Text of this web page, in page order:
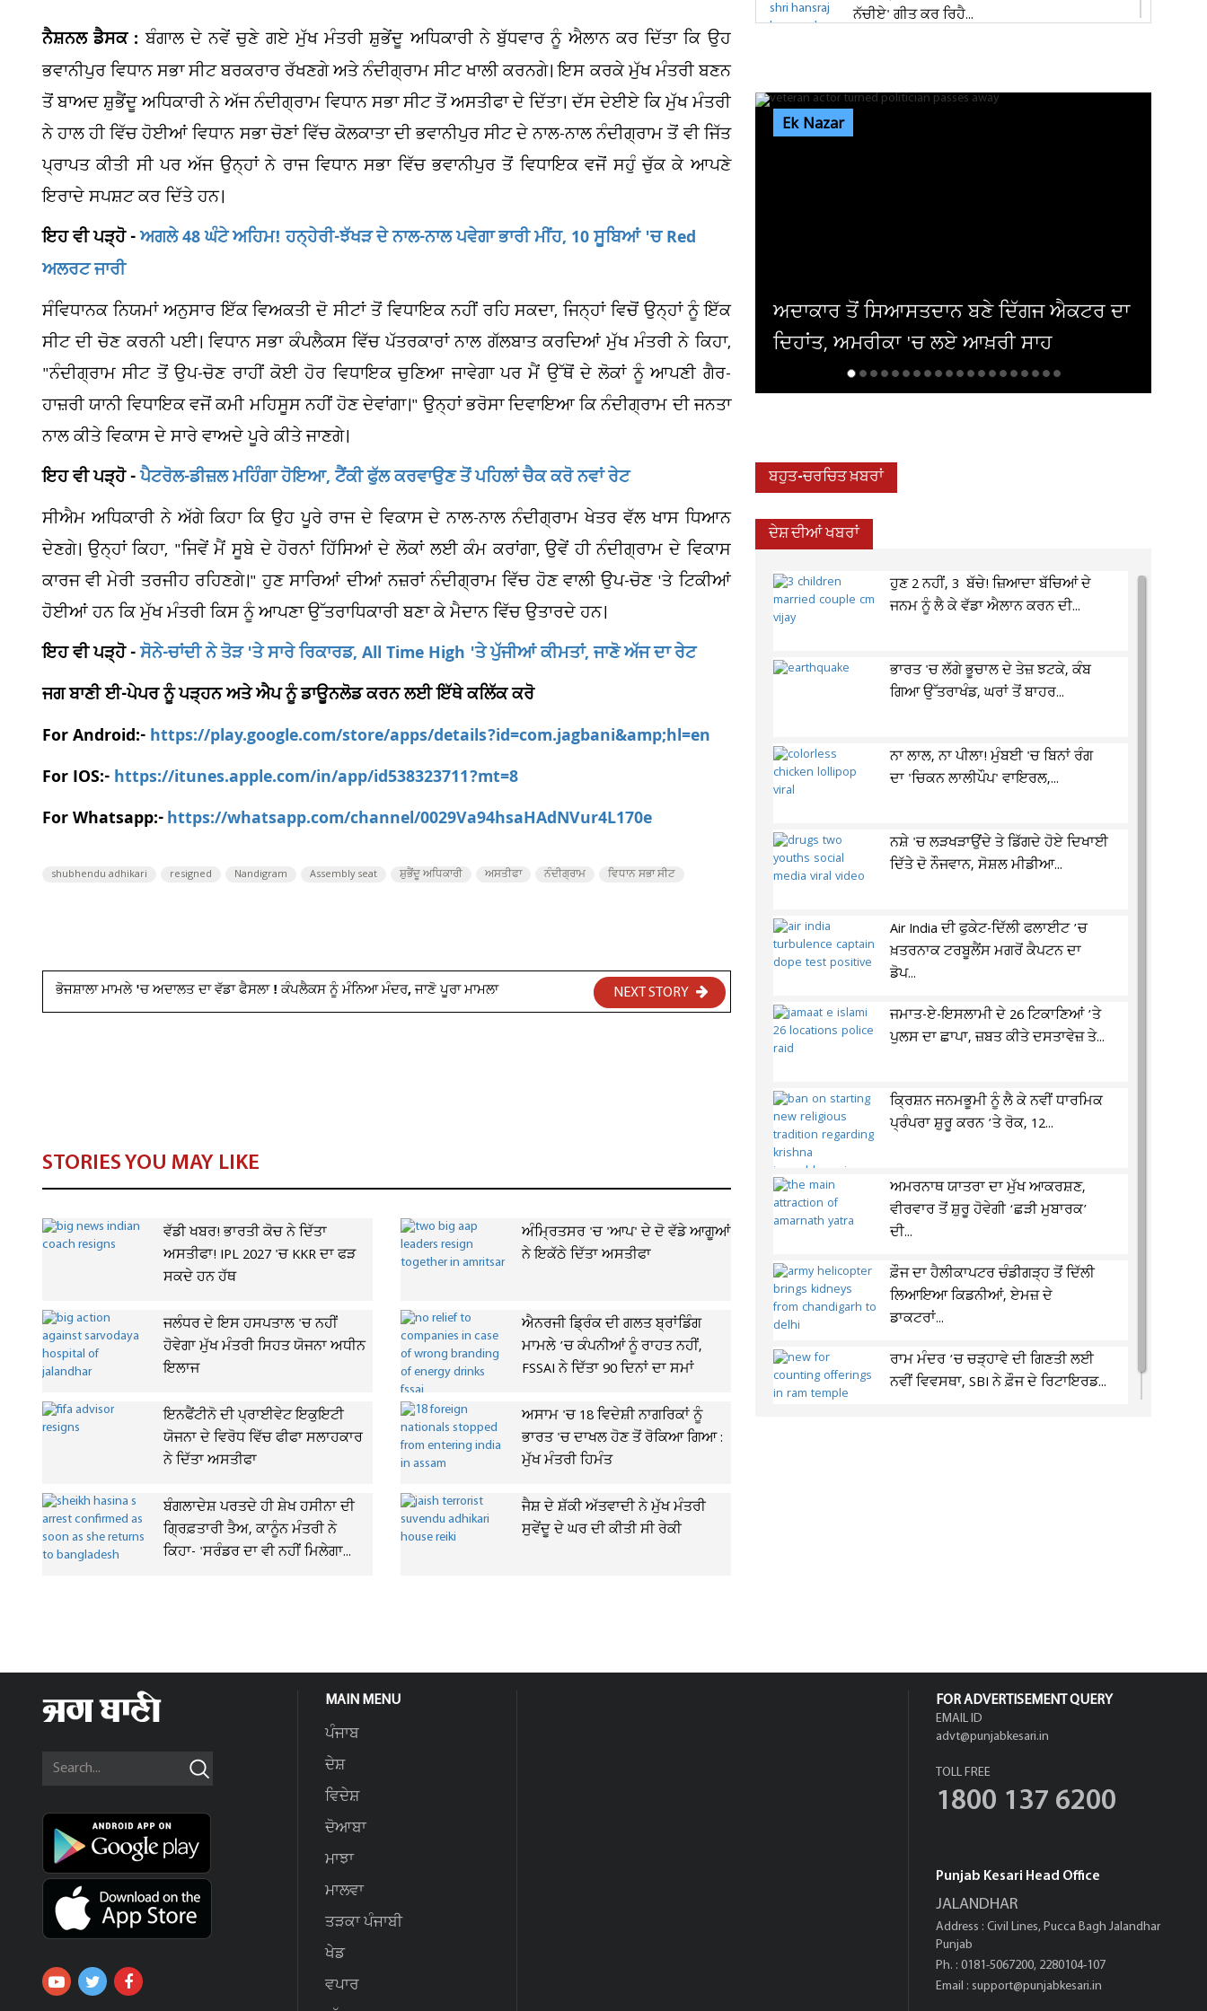
ਨੈਸ਼ਨਲ ਡੈਸਕ :ਬੰਗਾਲ ਦੇ ਨਵੇਂ ਚੁਣੇ ਗਏ ਮੁੱਖ ਮੰਤਰੀ ਸ਼ੁਭੇਂਦੂ ਅਧਿਕਾਰੀ ਨੇ ਬੁੱਧਵਾਰ ਨੂੰ ਐਲਾਨ ਕਰ ਦਿੱਤਾ ਕਿ ਉਹ
ਭਵਾਨੀਪੁਰ ਵਿਧਾਨ ਸਭਾ ਸੀਟ ਬਰਕਰਾਰ ਰੱਖਣਗੇ ਅਤੇ ਨੰਦੀਗ੍ਰਾਮ ਸੀਟ ਖਾਲੀ ਕਰਨਗੇ। ਇਸ ਕਰਕੇ ਮੁੱਖ ਮੰਤਰੀ ਬਣਨ
ਤੋਂ ਬਾਅਦ ਸ਼ੁਭੈਂਦੂ ਅਧਿਕਾਰੀ ਨੇ ਅੱਜ ਨੰਦੀਗ੍ਰਾਮ ਵਿਧਾਨ ਸਭਾ ਸੀਟ ਤੋਂ ਅਸਤੀਫਾ ਦੇ ਦਿੱਤਾ। ਦੱਸ ਦੇਈਏ ਕਿ ਮੁੱਖ ਮੰਤਰੀ
ਨੇ ਹਾਲ ਹੀ ਵਿੱਚ ਹੋਈਆਂ ਵਿਧਾਨ ਸਭਾ ਚੋਣਾਂ ਵਿੱਚ ਕੋਲਕਾਤਾ ਦੀ ਭਵਾਨੀਪੁਰ ਸੀਟ ਦੇ ਨਾਲ-ਨਾਲ ਨੰਦੀਗ੍ਰਾਮ ਤੋਂ ਵੀ ਜਿੱਤ
ਪ੍ਰਾਪਤ ਕੀਤੀ ਸੀ ਪਰ ਅੱਜ ਉਨ੍ਹਾਂ ਨੇ ਰਾਜ ਵਿਧਾਨ ਸਭਾ ਵਿੱਚ ਭਵਾਨੀਪੁਰ ਤੋਂ ਵਿਧਾਇਕ ਵਜੋਂ ਸਹੁੰ ਚੁੱਕ ਕੇ ਆਪਣੇ
ਇਰਾਦੇ ਸਪਸ਼ਟ ਕਰ ਦਿੱਤੇ ਹਨ।
ਇਹ ਵੀ ਪੜ੍ਹੋ -ਅਗਲੇ 48 ਘੰਟੇ ਅਹਿਮ! ਹਨ੍ਹੇਰੀ-ਝੱਖੜ ਦੇ ਨਾਲ-ਨਾਲ ਪਵੇਗਾ ਭਾਰੀ ਮੀਂਹ, 10 ਸੂਬਿਆਂ 'ਚ Red
ਅਲਰਟ ਜਾਰੀ
ਸੰਵਿਧਾਨਕ ਨਿਯਮਾਂ ਅਨੁਸਾਰ ਇੱਕ ਵਿਅਕਤੀ ਦੋ ਸੀਟਾਂ ਤੋਂ ਵਿਧਾਇਕ ਨਹੀਂ ਰਹਿ ਸਕਦਾ, ਜਿਨ੍ਹਾਂ ਵਿਚੋਂ ਉਨ੍ਹਾਂ ਨੂੰ ਇੱਕ
ਸੀਟ ਦੀ ਚੋਣ ਕਰਨੀ ਪਈ। ਵਿਧਾਨ ਸਭਾ ਕੰਪਲੈਕਸ ਵਿੱਚ ਪੱਤਰਕਾਰਾਂ ਨਾਲ ਗੱਲਬਾਤ ਕਰਦਿਆਂ ਮੁੱਖ ਮੰਤਰੀ ਨੇ ਕਿਹਾ,
"ਨੰਦੀਗ੍ਰਾਮ ਸੀਟ ਤੋਂ ਉਪ-ਚੋਣ ਰਾਹੀਂ ਕੋਈ ਹੋਰ ਵਿਧਾਇਕ ਚੁਣਿਆ ਜਾਵੇਗਾ ਪਰ ਮੈਂ ਉੱਥੋਂ ਦੇ ਲੋਕਾਂ ਨੂੰ ਆਪਣੀ ਗੈਰ-
ਹਾਜ਼ਰੀ ਯਾਨੀ ਵਿਧਾਇਕ ਵਜੋਂ ਕਮੀ ਮਹਿਸੂਸ ਨਹੀਂ ਹੋਣ ਦੇਵਾਂਗਾ।" ਉਨ੍ਹਾਂ ਭਰੋਸਾ ਦਿਵਾਇਆ ਕਿ ਨੰਦੀਗ੍ਰਾਮ ਦੀ ਜਨਤਾ
ਨਾਲ ਕੀਤੇ ਵਿਕਾਸ ਦੇ ਸਾਰੇ ਵਾਅਦੇ ਪੂਰੇ ਕੀਤੇ ਜਾਣਗੇ।
ਇਹ ਵੀ ਪੜ੍ਹੋ -ਪੈਟਰੋਲ-ਡੀਜ਼ਲ ਮਹਿੰਗਾ ਹੋਇਆ, ਟੈਂਕੀ ਫੁੱਲ ਕਰਵਾਉਣ ਤੋਂ ਪਹਿਲਾਂ ਚੈਕ ਕਰੋ ਨਵਾਂ ਰੇਟ
ਸੀਐਮ ਅਧਿਕਾਰੀ ਨੇ ਅੱਗੇ ਕਿਹਾ ਕਿ ਉਹ ਪੂਰੇ ਰਾਜ ਦੇ ਵਿਕਾਸ ਦੇ ਨਾਲ-ਨਾਲ ਨੰਦੀਗ੍ਰਾਮ ਖੇਤਰ ਵੱਲ ਖਾਸ ਧਿਆਨ
ਦੇਣਗੇ। ਉਨ੍ਹਾਂ ਕਿਹਾ, "ਜਿਵੇਂ ਮੈਂ ਸੂਬੇ ਦੇ ਹੋਰਨਾਂ ਹਿੱਸਿਆਂ ਦੇ ਲੋਕਾਂ ਲਈ ਕੰਮ ਕਰਾਂਗਾ, ਉਵੇਂ ਹੀ ਨੰਦੀਗ੍ਰਾਮ ਦੇ ਵਿਕਾਸ
ਕਾਰਜ ਵੀ ਮੇਰੀ ਤਰਜੀਹ ਰਹਿਣਗੇ।" ਹੁਣ ਸਾਰਿਆਂ ਦੀਆਂ ਨਜ਼ਰਾਂ ਨੰਦੀਗ੍ਰਾਮ ਵਿੱਚ ਹੋਣ ਵਾਲੀ ਉਪ-ਚੋਣ 'ਤੇ ਟਿਕੀਆਂ
ਹੋਈਆਂ ਹਨ ਕਿ ਮੁੱਖ ਮੰਤਰੀ ਕਿਸ ਨੂੰ ਆਪਣਾ ਉੱਤਰਾਧਿਕਾਰੀ ਬਣਾ ਕੇ ਮੈਦਾਨ ਵਿੱਚ ਉਤਾਰਦੇ ਹਨ।
ਇਹ ਵੀ ਪੜ੍ਹੋ -ਸੋਨੇ-ਚਾਂਦੀ ਨੇ ਤੋੜ 'ਤੇ ਸਾਰੇ ਰਿਕਾਰਡ, All Time High 'ਤੇ ਪੁੱਜੀਆਂ ਕੀਮਤਾਂ, ਜਾਣੋ ਅੱਜ ਦਾ ਰੇਟ
ਜਗ ਬਾਣੀ ਈ-ਪੇਪਰ ਨੂੰ ਪੜ੍ਹਨ ਅਤੇ ਐਪ ਨੂੰ ਡਾਊਨਲੋਡ ਕਰਨ ਲਈ ਇੱਥੇ ਕਲਿੱਕ ਕਰੋ
For Android:-https://play.google.com/store/apps/details?id=com.jagbani&amp;hl=en
For IOS:-https://itunes.apple.com/in/app/id538323711?mt=8
For Whatsapp:-https://whatsapp.com/channel/0029Va94hsaHAdNVur4L170e
shubhendu adhikari resigned Nandigram Assembly seat ਸ਼ੁਭੈਂਦੂ ਅਧਿਕਾਰੀ ਅਸਤੀਫਾ ਨੰਦੀਗ੍ਰਾਮ ਵਿਧਾਨ ਸਭਾ ਸੀਟ
ਭੋਜਸ਼ਾਲਾ ਮਾਮਲੇ 'ਚ ਅਦਾਲਤ ਦਾ ਵੱਡਾ ਫੈਸਲਾ ! ਕੰਪਲੈਕਸ ਨੂੰ ਮੰਨਿਆ ਮੰਦਰ, ਜਾਣੋ ਪੂਰਾ ਮਾਮਲਾ NEXT STORY
STORIES YOU MAY LIKE
ਵੱਡੀ ਖਬਰ! ਭਾਰਤੀ ਕੋਚ ਨੇ ਦਿੱਤਾ
ਅਸਤੀਫਾ! IPL 2027 'ਚ KKR ਦਾ ਫੜ
ਸਕਦੇ ਹਨ ਹੱਥ
ਅੰਮ੍ਰਿਤਸਰ 'ਚ 'ਆਪ' ਦੇ ਦੋ ਵੱਡੇ ਆਗੂਆਂ
ਨੇ ਇਕੱਠੇ ਦਿੱਤਾ ਅਸਤੀਫਾ
ਜਲੰਧਰ ਦੇ ਇਸ ਹਸਪਤਾਲ 'ਚ ਨਹੀਂ
ਹੋਵੇਗਾ ਮੁੱਖ ਮੰਤਰੀ ਸਿਹਤ ਯੋਜਨਾ ਅਧੀਨ
ਇਲਾਜ
ਐਨਰਜੀ ਡ੍ਰਿੰਕ ਦੀ ਗਲਤ ਬ੍ਰਾਂਡਿੰਗ
ਮਾਮਲੇ ’ਚ ਕੰਪਨੀਆਂ ਨੂੰ ਰਾਹਤ ਨਹੀਂ,
FSSAI ਨੇ ਦਿੱਤਾ 90 ਦਿਨਾਂ ਦਾ ਸਮਾਂ
ਇਨਫੈਂਟੀਨੋ ਦੀ ਪ੍ਰਾਈਵੇਟ ਇਕੁਇਟੀ
ਯੋਜਨਾ ਦੇ ਵਿਰੋਧ ਵਿੱਚ ਫੀਫਾ ਸਲਾਹਕਾਰ
ਨੇ ਦਿੱਤਾ ਅਸਤੀਫਾ
ਅਸਾਮ 'ਚ 18 ਵਿਦੇਸ਼ੀ ਨਾਗਰਿਕਾਂ ਨੂੰ
ਭਾਰਤ 'ਚ ਦਾਖਲ ਹੋਣ ਤੋਂ ਰੋਕਿਆ ਗਿਆ :
ਮੁੱਖ ਮੰਤਰੀ ਹਿਮੰਤ
ਬੰਗਲਾਦੇਸ਼ ਪਰਤਦੇ ਹੀ ਸ਼ੇਖ ਹਸੀਨਾ ਦੀ
ਗ੍ਰਿਫ਼ਤਾਰੀ ਤੈਅ, ਕਾਨੂੰਨ ਮੰਤਰੀ ਨੇ
ਕਿਹਾ- 'ਸਰੰਡਰ ਦਾ ਵੀ ਨਹੀਂ ਮਿਲੇਗਾ...
ਜੈਸ਼ ਦੇ ਸ਼ੱਕੀ ਅੱਤਵਾਦੀ ਨੇ ਮੁੱਖ ਮੰਤਰੀ
ਸੁਵੇਂਦੂ ਦੇ ਘਰ ਦੀ ਕੀਤੀ ਸੀ ਰੇਕੀ
ਨੱਚੀਏ' ਗੀਤ ਕਰ ਰਿਹੈ...
Ek Nazar
ਅਦਾਕਾਰ ਤੋਂ ਸਿਆਸਤਦਾਨ ਬਣੇ ਦਿੱਗਜ ਐਕਟਰ ਦਾ
ਦਿਹਾਂਤ, ਅਮਰੀਕਾ 'ਚ ਲਏ ਆਖ਼ਰੀ ਸਾਹ
ਭਲਕੇ ਬਿਜਲੀ ਰਹੇਗੀ ਬੰਦ! ਪੰਜਾਬ ਦੇ ਇਨ੍ਹਾਂ
ਇਲਾਕਿਆਂ 'ਚ ਲੱਗੇਗਾ ਲੰਬਾ Power...
ਬਹੁਤ-ਚਰਚਿਤ ਖ਼ਬਰਾਂ
ਦੇਸ਼ ਦੀਆਂ ਖਬਰਾਂ
ਹੁਣ 2 ਨਹੀਂ, 3 ਬੱਚੇ! ਜ਼ਿਆਦਾ ਬੱਚਿਆਂ ਦੇ
ਜਨਮ ਨੂੰ ਲੈ ਕੇ ਵੱਡਾ ਐਲਾਨ ਕਰਨ ਦੀ...
ਭਾਰਤ 'ਚ ਲੱਗੇ ਭੂਚਾਲ ਦੇ ਤੇਜ਼ ਝਟਕੇ, ਕੰਬ
ਗਿਆ ਉੱਤਰਾਖੰਡ, ਘਰਾਂ ਤੋਂ ਬਾਹਰ...
ਨਾ ਲਾਲ, ਨਾ ਪੀਲਾ! ਮੁੰਬਈ 'ਚ ਬਿਨਾਂ ਰੰਗ
ਦਾ 'ਚਿਕਨ ਲਾਲੀਪੌਪ' ਵਾਇਰਲ,...
ਨਸ਼ੇ 'ਚ ਲੜਖੜਾਉਂਦੇ ਤੇ ਡਿੱਗਦੇ ਹੋਏ ਦਿਖਾਈ
ਦਿੱਤੇ ਦੋ ਨੌਜਵਾਨ, ਸੋਸ਼ਲ ਮੀਡੀਆ...
Air India ਦੀ ਫੁਕੇਟ-ਦਿੱਲੀ ਫਲਾਈਟ ’ਚ
ਖ਼ਤਰਨਾਕ ਟਰਬੂਲੈਂਸ ਮਗਰੋਂ ਕੈਪਟਨ ਦਾ
ਡੋਪ...
ਜਮਾਤ-ਏ-ਇਸਲਾਮੀ ਦੇ 26 ਟਿਕਾਣਿਆਂ ’ਤੇ
ਪੁਲਸ ਦਾ ਛਾਪਾ, ਜ਼ਬਤ ਕੀਤੇ ਦਸਤਾਵੇਜ਼ ਤੇ...
ਕ੍ਰਿਸ਼ਨ ਜਨਮਭੂਮੀ ਨੂੰ ਲੈ ਕੇ ਨਵੀਂ ਧਾਰਮਿਕ
ਪ੍ਰੰਪਰਾ ਸ਼ੁਰੂ ਕਰਨ ’ਤੇ ਰੋਕ, 12...
ਅਮਰਨਾਥ ਯਾਤਰਾ ਦਾ ਮੁੱਖ ਆਕਰਸ਼ਣ,
ਵੀਰਵਾਰ ਤੋਂ ਸ਼ੁਰੂ ਹੋਵੇਗੀ ‘ਛੜੀ ਮੁਬਾਰਕ’
ਦੀ...
ਫ਼ੌਜ ਦਾ ਹੈਲੀਕਾਪਟਰ ਚੰਡੀਗੜ੍ਹ ਤੋਂ ਦਿੱਲੀ
ਲਿਆਇਆ ਕਿਡਨੀਆਂ, ਏਮਜ਼ ਦੇ
ਡਾਕਟਰਾਂ...
ਰਾਮ ਮੰਦਰ ’ਚ ਚੜ੍ਹਾਵੇ ਦੀ ਗਿਣਤੀ ਲਈ
ਨਵੀਂ ਵਿਵਸਥਾ, SBI ਨੇ ਫ਼ੌਜ ਦੇ ਰਿਟਾਇਰਡ...
MAIN MENU
ਪੰਜਾਬ
ਦੇਸ਼
ਵਿਦੇਸ਼
ਦੋਆਬਾ
ਮਾਝਾ
ਮਾਲਵਾ
ਤੜਕਾ ਪੰਜਾਬੀ
ਖੇਡ
ਵਪਾਰ
FOR ADVERTISEMENT QUERY
EMAIL ID
advt@punjabkesari.in
TOLL FREE
1800 137 6200
Punjab Kesari Head Office
JALANDHAR
Address : Civil Lines, Pucca Bagh Jalandhar
Punjab
Ph. : 0181-5067200, 2280104-107
Email : support@punjabkesari.in